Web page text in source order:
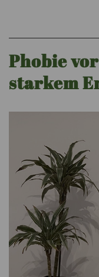
Phobie
starkem